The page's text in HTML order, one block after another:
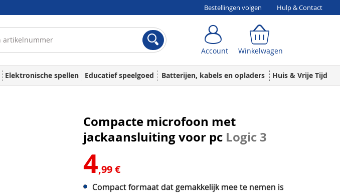
Bestellingen volgen Hulp & Contact
Account Winkelwagen
Elektronische spellen Educatief speelgoed Batterijen, kabels en opladers Huis & Vrije Tijd
Compacte microfoon met
jackaansluiting voor pc Logic 3
4,99 €
Compact formaat dat gemakkelijk mee te nemen is
Account Winkelwagen